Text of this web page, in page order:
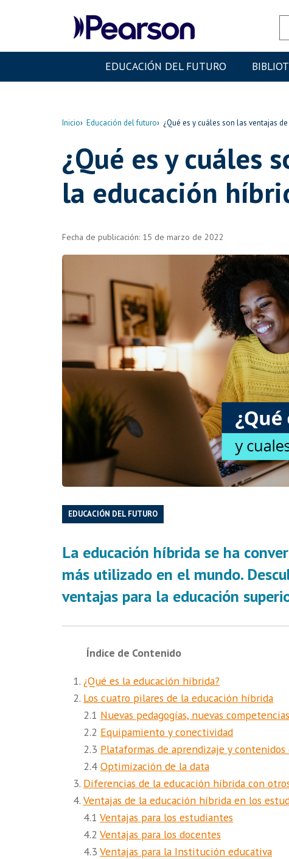
EDUCACIÓN DEL FUTURO
Inicio Educación del futuro ¿Qué es y cuáles son las ventajas
¿Qué es y cuáles
la educación
Fecha de publicación: 15 de marzo de 2022
EDUCACIÓN DEL FUTURO
La educación híbrida se ha
más utilizado en el mundo.
ventajas para la educación
Índice de Contenido
¿Qué es la educación híbrida?
Los cuatro pilares de la educación híbrida
2.1 Nuevas pedagogías, nuevas
2.2 Equipamiento y conectividad
2.3 Plataformas de aprendizaje y
2.4 Optimización de la data
Diferencias de la educación híbrida con
Ventajas de la educación híbrida en los
4.1 Ventajas para los estudiantes
4.2 Ventajas para los docentes
4.3 Ventajas para la Institución educativa